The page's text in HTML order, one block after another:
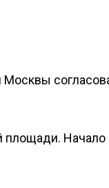
площади. Начало